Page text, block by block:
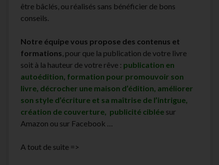
être bâclés, ou réalisés sans bénéficier de bons
conseils.
Notre équipe vous propose des contenus et
formations, pour que la publication de votre livre
soit à la hauteur de votre rêve : publication en
autoédition, formation pour promouvoir son
livre, décrocher une maison d’édition, améliorer
son style d’écriture et sa maîtrise de l’intrigue,
création de couverture, publicité ciblée sur
Amazon ou sur Facebook …
A tout de suite =>